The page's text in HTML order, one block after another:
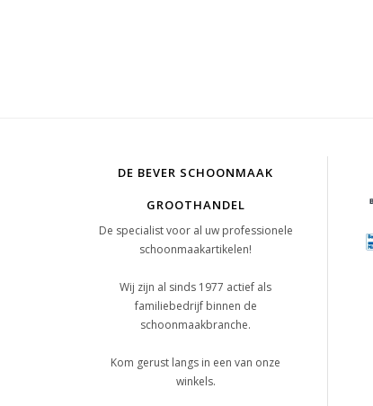
DE BEVER SCHOONMAAK
GROOTHANDEL
De specialist voor al uw professionele
schoonmaakartikelen!
Wij zijn al sinds 1977 actief als
familiebedrijf binnen de
schoonmaakbranche.
Kom gerust langs in een van onze
winkels.